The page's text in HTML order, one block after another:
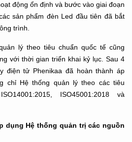
động ổn định và bước vào giai đoạn
sản phẩm đèn Led đầu tiên đã bắt
trình.
lý theo tiêu chuẩn quốc tế cũng
với thời gian triển khai kỷ lục. Sau 4
điện tử Phenikaa đã hoàn thành áp
chỉ Hệ thống quản lý theo các tiêu
ISO45001:2018 và
dụng Hệ thống quản trị các nguồn